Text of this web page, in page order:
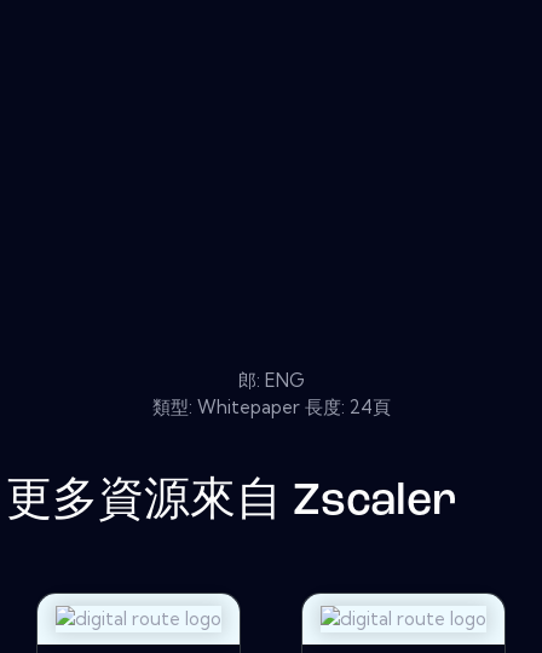
郎: ENG
類型: Whitepaper 長度: 24頁
更多資源來自 Zscaler